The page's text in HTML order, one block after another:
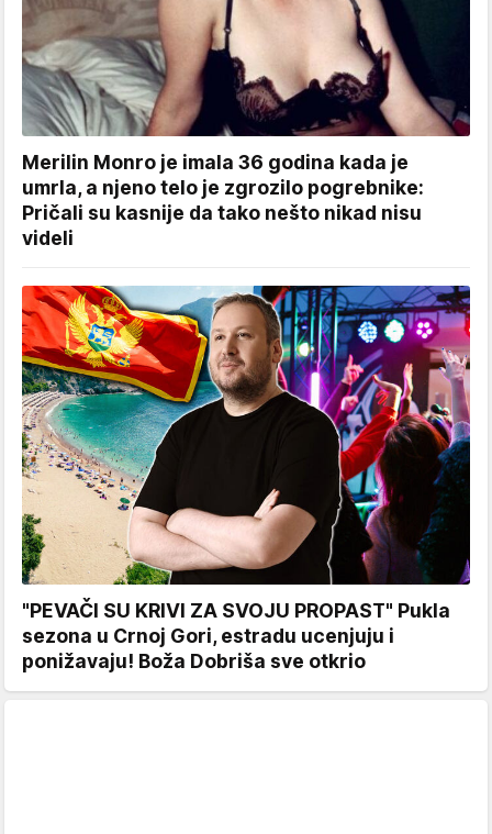
Merilin Monro je imala 36 godina kada je
umrla, a njeno telo je zgrozilo pogrebnike:
Pričali su kasnije da tako nešto nikad nisu
videli
"PEVAČI SU KRIVI ZA SVOJU PROPAST" Pukla
sezona u Crnoj Gori, estradu ucenjuju i
ponižavaju! Boža Dobriša sve otkrio